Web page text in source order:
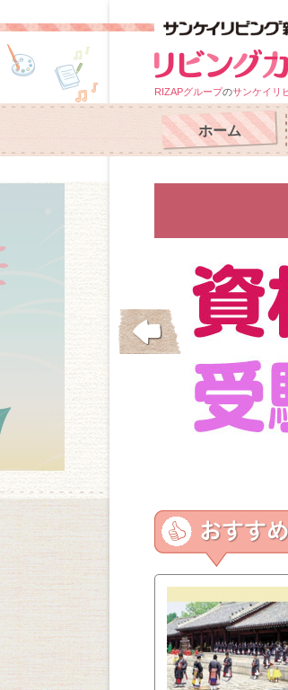
RIZAPグループのサンケイリ
ホーム